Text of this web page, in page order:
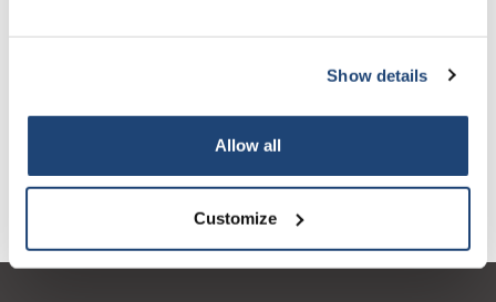
Show details
Allow all
Customize
serie, eco 2
Centrifugaalpomp eco-
serie, eco 4
€214,83
€50.00